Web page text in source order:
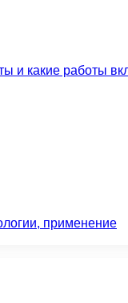
и какие работы
применение